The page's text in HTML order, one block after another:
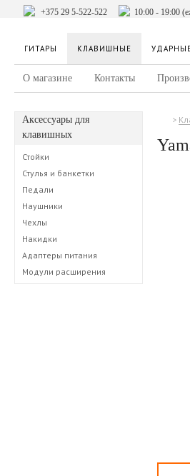
+375 29 5-522-522 10:00 - 19:00
ГИТАРЫ КЛАВИШНЫЕ
О магазине Контакты
Аксессуары для
клавишных
Стойки
Стулья и банкетки
Педали
Наушники
Чехлы
Накидки
Адаптеры питания
Модули расширения